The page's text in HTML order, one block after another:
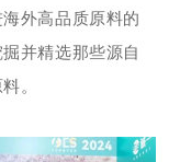
外高品质原料的
并精选那些源自
。